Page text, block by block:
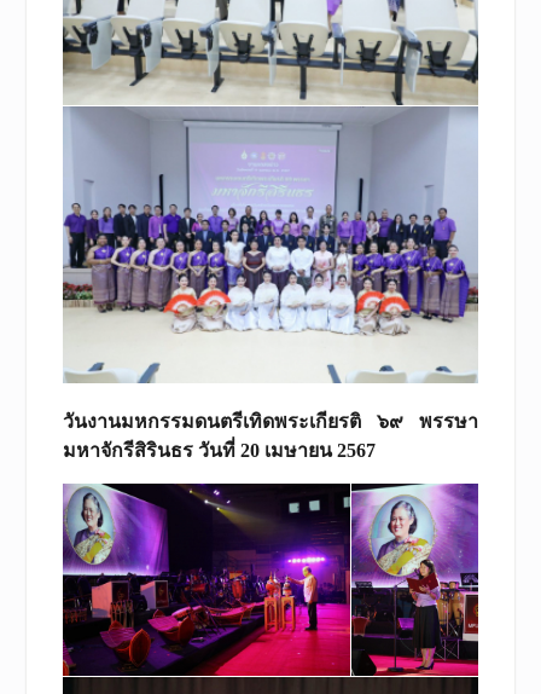
วันงานมหกรรมดนตรีเทิดพระเกียรติ ๖๙ พรรษา
มหาจักรีสิรินธร วันที่ 20 เมษายน 2567